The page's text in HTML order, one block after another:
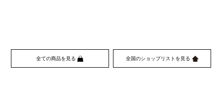
全ての商品を見る 全国のショップリストを見る